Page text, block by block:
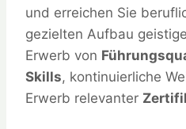
und erreichen Sie
gezielten Aufbau
Erwerb von
Skills, kontinuierliche
Erwerb relevanter